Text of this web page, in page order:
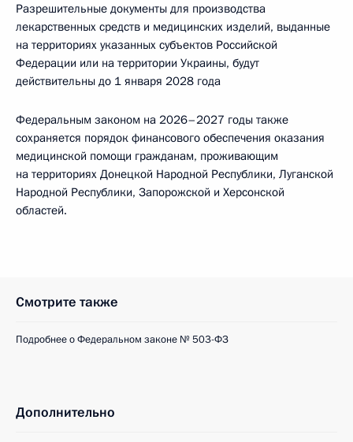
Разрешительные документы для производства
лекарственных средств и медицинских изделий, выданные
на территориях указанных субъектов Российской
Федерации или на территории Украины, будут
действительны до 1 января 2028 года
Федеральным законом на 2026–2027 годы также
сохраняется порядок финансового обеспечения оказания
медицинской помощи гражданам, проживающим
на территориях Донецкой Народной Республики, Луганской
Народной Республики, Запорожской и Херсонской
областей.
Смотрите также
Подробнее о Федеральном законе № 503-ФЗ
Дополнительно